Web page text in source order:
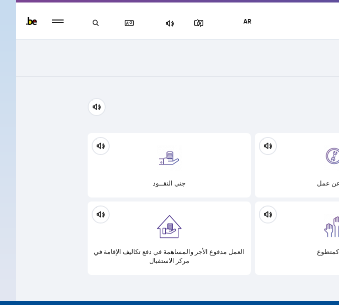
عمل جني النقــود
العمل مدفوع الأجر والمساهمة في دفع تكاليف الإقامة في
مركز الاستقبال
AR
footer